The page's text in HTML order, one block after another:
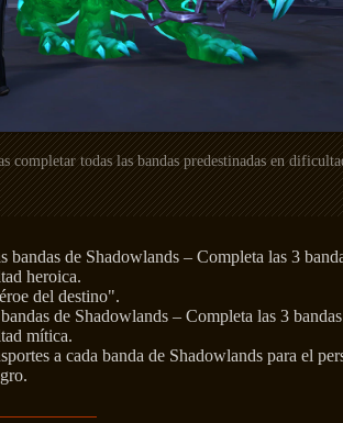
completar todas las bandas predestinadas en
bandas de Shadowlands – Completa las 3
heroica.
del destino".
de Shadowlands – Completa las 3 bandas
mítica.
a cada banda de Shadowlands para el